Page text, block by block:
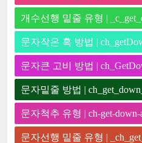
개수선행 밑줄 유형 |
문자작은 혹 방법 |
문자큰 고비 방법 |
문자밑줄 방법 |
문자척추 유형 | ch-get-down-
문자선행 밑줄 유형 |